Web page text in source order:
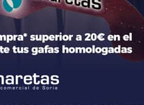
Servicios